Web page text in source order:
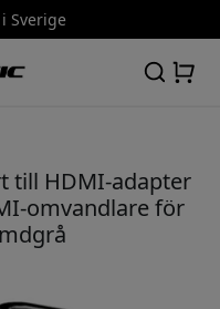
Sverige
till HDMI-adapter
omvandlare för